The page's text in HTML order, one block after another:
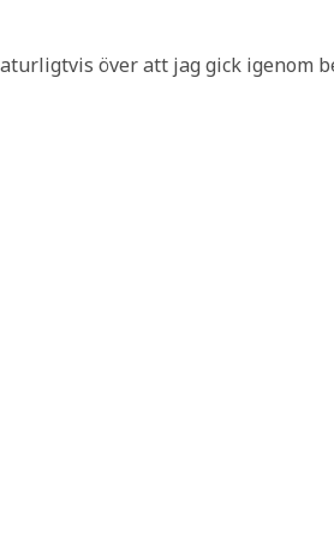
över att jag gick igenom